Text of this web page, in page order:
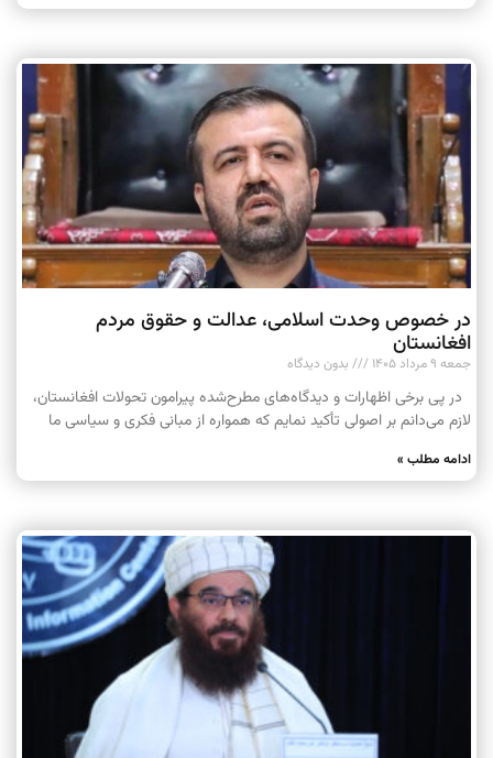
در خصوص وحدت اسلامی، عدالت و حقوق مردم
افغانستان
جمعه ۹ مرداد ۱۴۰۵ بدون دیدگاه
در پی برخی اظهارات و دیدگاه‌های مطرح‌شده پیرامون تحولات افغانستان،
لازم می‌دانم بر اصولی تأکید نمایم که همواره از مبانی فکری و سیاسی ما
ادامه مطلب »